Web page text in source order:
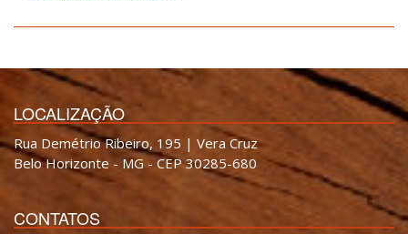
LOCALIZAÇÃO
Rua Demétrio Ribeiro, 195 | Vera Cruz
Belo Horizonte - MG - CEP 30285-680
CONTATOS